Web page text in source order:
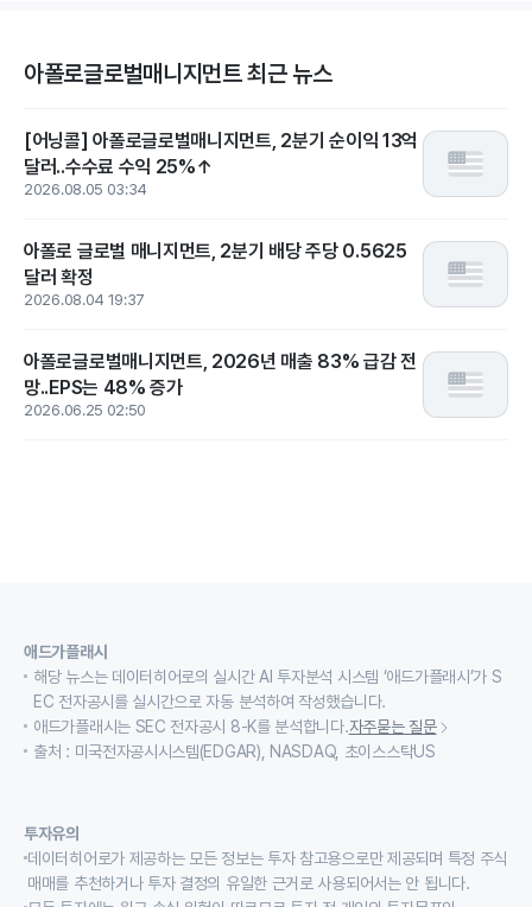
아폴로글로벌매니지먼트 최근 뉴스
[어닝콜] 아폴로글로벌매니지먼트, 2분기 순이익 13억
달러..수수료 수익 25%↑
2026.08.05 03:34
아폴로 글로벌 매니지먼트, 2분기 배당 주당 0.5625
달러 확정
2026.08.04 19:37
아폴로글로벌매니지먼트, 2026년 매출 83% 급감 전
망..EPS는 48% 증가
2026.06.25 02:50
애드가플래시
해당 뉴스는 데이터히어로의 실시간 AI 투자분석 시스템 ‘애드가플래시’가 S
EC 전자공시를 실시간으로 자동 분석하여 작성했습니다.
애드가플래시는 SEC 전자공시 8-K를 분석합니다.자주묻는 질문
출처 : 미국전자공시시스템(EDGAR), NASDAQ, 초이스스탁US
투자유의
데이터히어로가 제공하는 모든 정보는 투자 참고용으로만 제공되며 특정 주식
매매를 추천하거나 투자 결정의 유일한 근거로 사용되어서는 안 됩니다.